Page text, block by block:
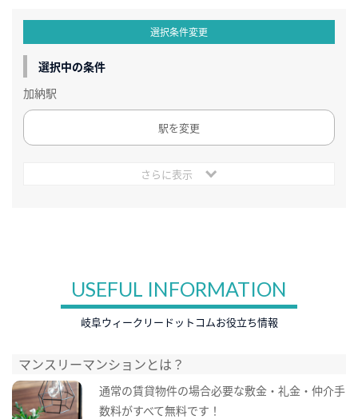
選択条件変更
選択中の条件
加納駅
駅を変更
さらに表示
USEFUL INFORMATION
岐阜ウィークリードットコムお役立ち情報
マンスリーマンションとは？
通常の賃貸物件の場合必要な敷金・礼金・仲介手
数料がすべて無料です！